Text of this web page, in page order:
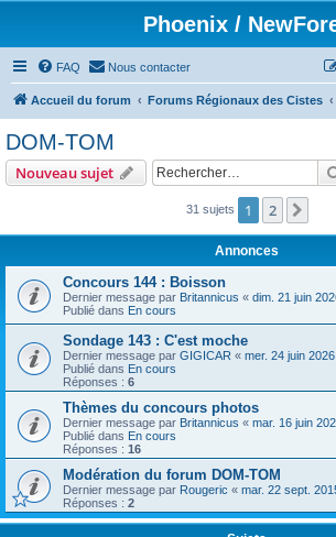
Phoenix /
FAQ Nous contacter
Accueil du forum Forums Régionaux des Cistes
DOM-TOM
Nouveau sujet
31 sujets 1 2
Annonces
Concours 144 : Boisson
Dernier message par Britannicus « dim. 21 juin
Publié dans En cours
Sondage 143 : C'est moche
Dernier message par GIGICAR « mer. 24 juin
Publié dans En cours
Réponses : 6
Thèmes du concours photos
Dernier message par Britannicus « mar. 16 juin
Publié dans En cours
Réponses : 16
Modération du forum DOM-TOM
Dernier message par Rougeric « mar. 22 sept.
Réponses : 2